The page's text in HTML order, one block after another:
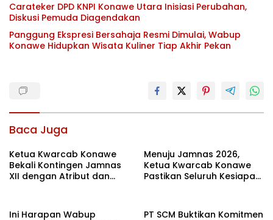
Carateker DPD KNPI Konawe Utara Inisiasi Perubahan,
Diskusi Pemuda Diagendakan
Panggung Ekspresi Bersahaja Resmi Dimulai, Wabup
Konawe Hidupkan Wisata Kuliner Tiap Akhir Pekan
Baca Juga
Ketua Kwarcab Konawe
Bekali Kontingen Jamnas
XII dengan Atribut dan
Menuju Jamnas 2026,
Ketua Kwarcab Konawe
Pastikan Seluruh Kesiapan
Ini Harapan Wabup
PT SCM Buktikan Komitmen